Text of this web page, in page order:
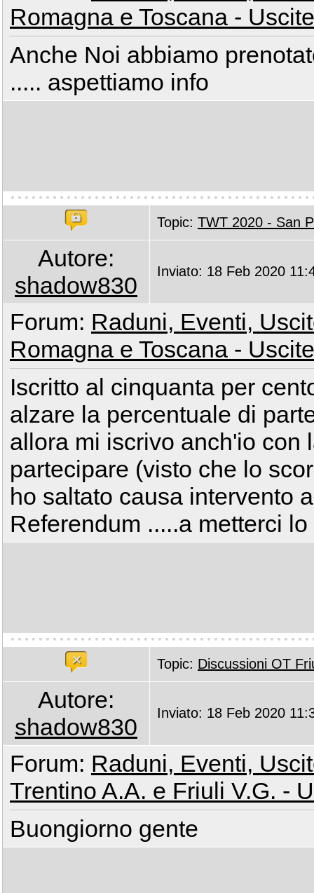
Romagna e Toscana -
Anche Noi abbiamo
..... aspettiamo info
Topic: TWT 2020 - San
Autore:
shadow830
Inviato: 18 Feb 2020
Forum: Raduni, Eventi,
Romagna e Toscana -
Iscritto al cinquanta per
alzare la percentuale di
allora mi iscrivo anch'io con
partecipare (visto che lo
ho saltato causa intervento
Referendum .....a metterci
Topic: Discussioni OT
Autore:
shadow830
Inviato: 18 Feb 2020
Forum: Raduni, Eventi,
Trentino A.A. e Friuli V.G. -
Buongiorno gente